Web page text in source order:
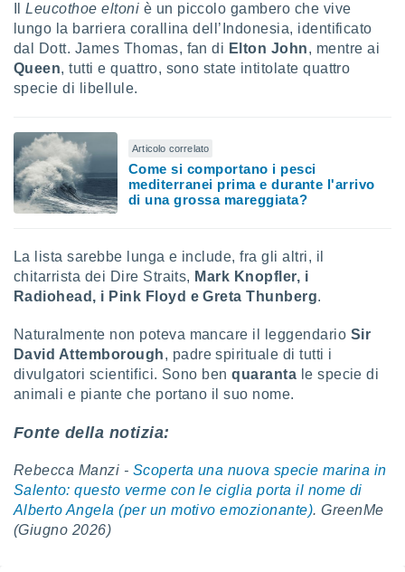
IlLeucothoe eltoni è un piccolo gambero che vive
lungo la barriera corallina dell’Indonesia, identificato
dal Dott. James Thomas, fan di Elton John, mentre ai
Queen, tutti e quattro, sono state intitolate quattro
specie di libellule.
Articolo correlato
Come si comportano i pesci
mediterranei prima e durante l'arrivo
di una grossa mareggiata?
La lista sarebbe lunga e include, fra gli altri, il
chitarrista dei Dire Straits, Mark Knopfler, i
Radiohead, i Pink Floyd e Greta Thunberg.
Naturalmente non poteva mancare il leggendario Sir
David Attemborough, padre spirituale di tutti i
divulgatori scientifici. Sono benquaranta le specie di
animali e piante che portano il suo nome.
Fonte della notizia:
Rebecca Manzi - Scoperta una nuova specie marina in
Salento: questo verme con le ciglia porta il nome di
Alberto Angela (per un motivo emozionante). GreenMe
(Giugno 2026)